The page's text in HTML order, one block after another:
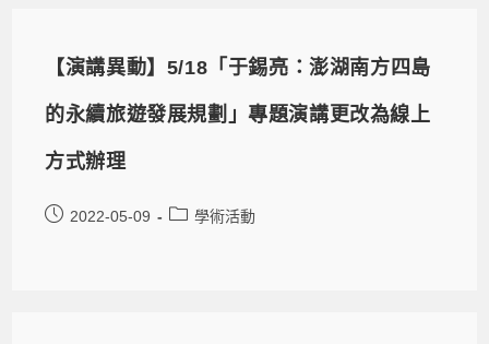
【演講異動】5/18「于錫亮：澎湖南方四島
的永續旅遊發展規劃」專題演講更改為線上
方式辦理
2022-05-09 學術活動